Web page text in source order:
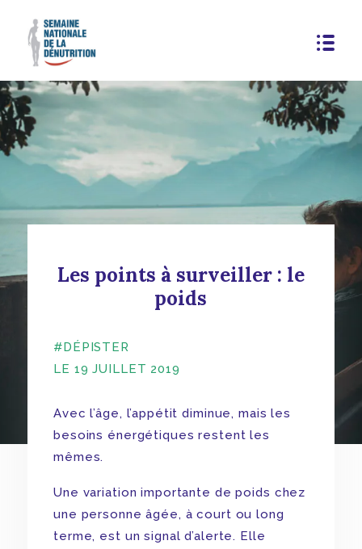
Les points à surveiller : le
poids
#DÉPISTER
LE 19 JUILLET 2019
Avec l’âge, l’appétit diminue, mais les
besoins énergétiques restent les
mêmes.
Une variation importante de poids chez
une personne âgée, à court ou long
terme, est un signal d’alerte. Elle